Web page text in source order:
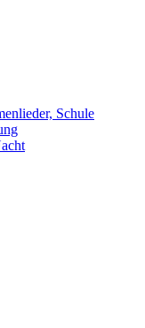
Schule